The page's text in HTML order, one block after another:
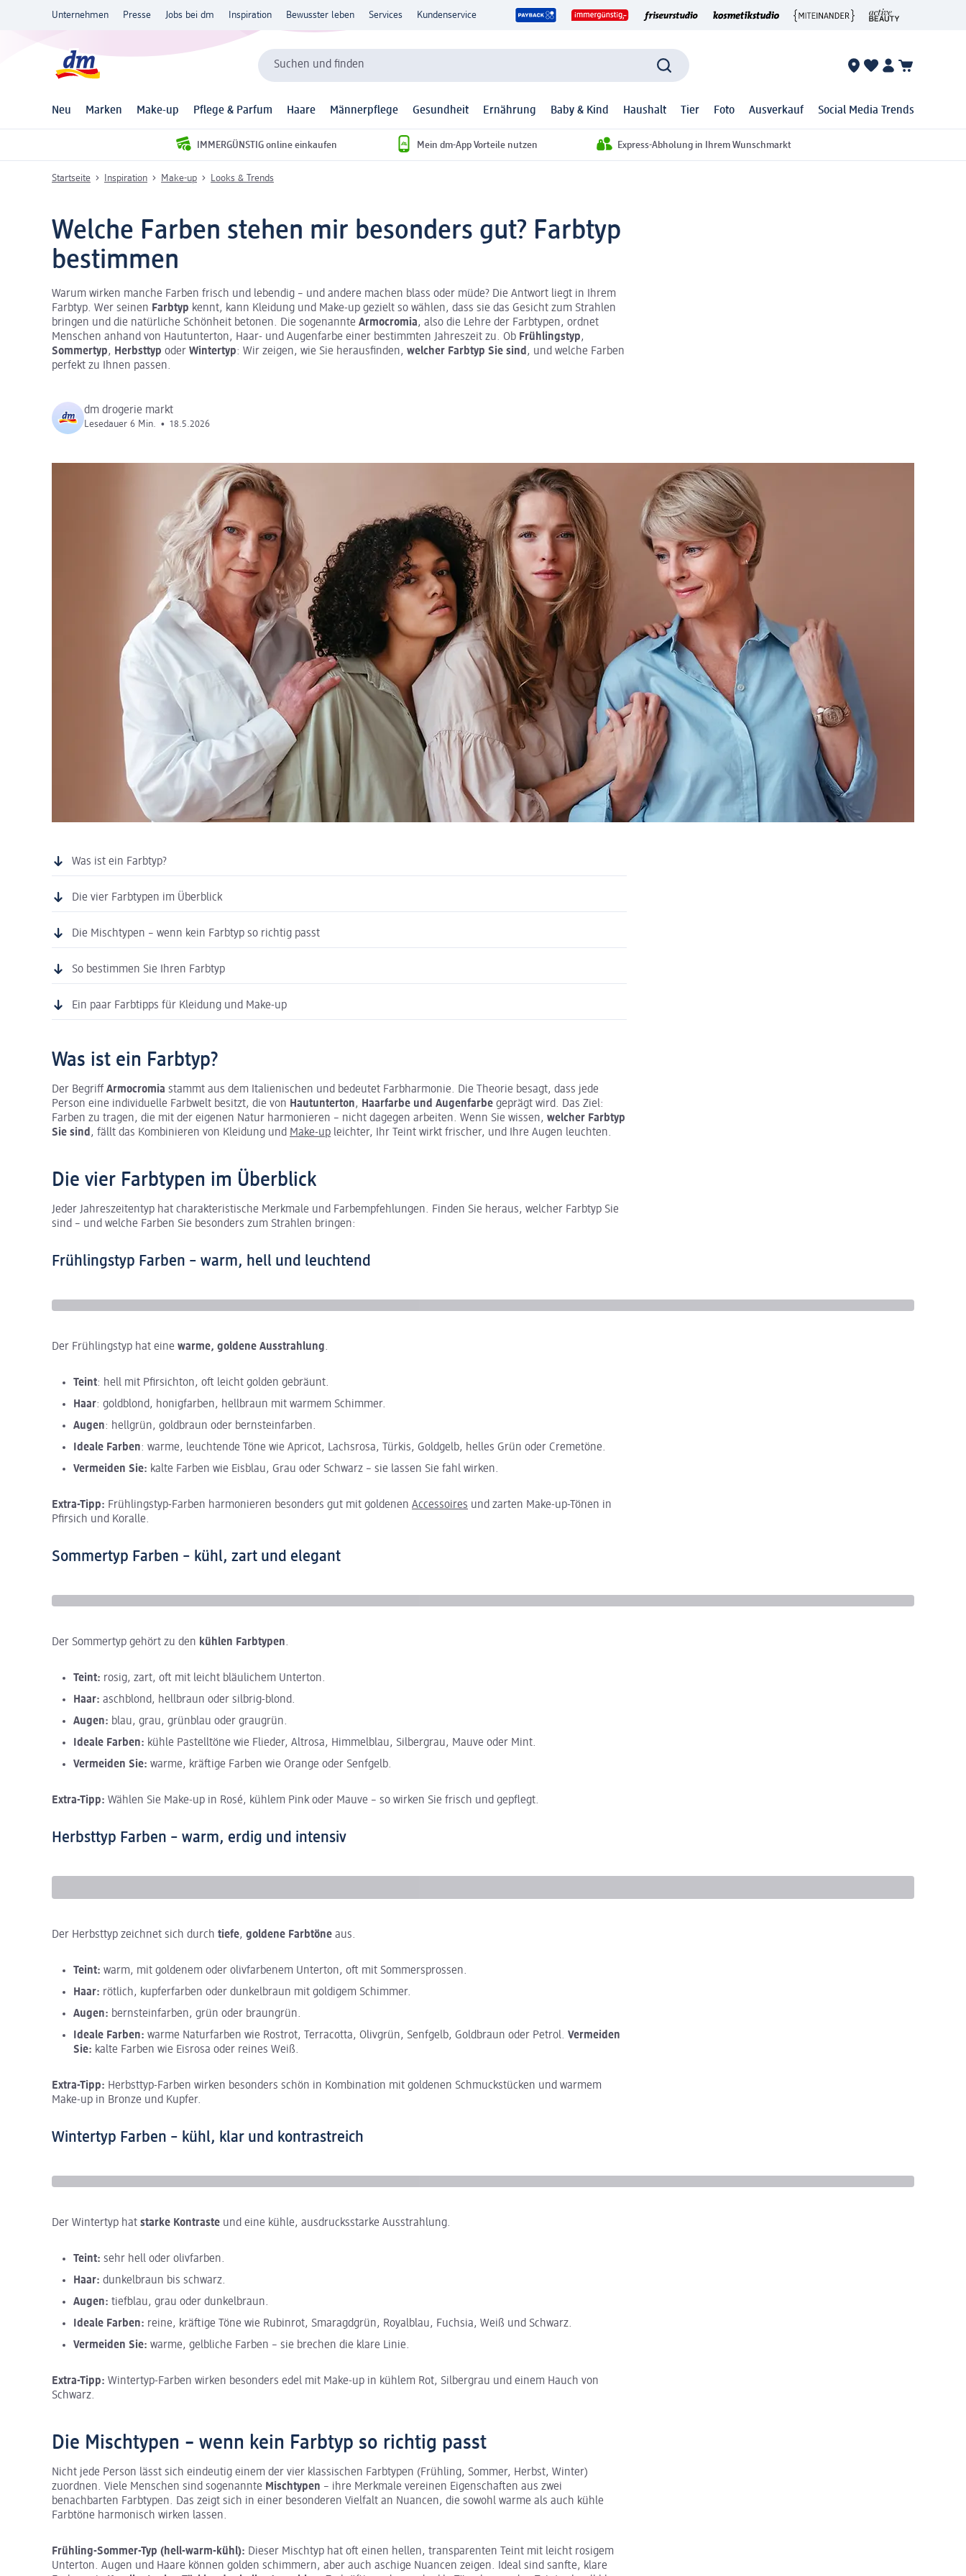
Unternehmen Presse Jobs bei dm Inspiration Bewusster leben Services Kundenservice
Suchen und finden
Neu Marken Make-up Pflege & Parfum Haare Männerpflege Gesundheit Ernährung Baby & Kind Haushalt Tier Foto Ausverkauf Social Media Trends
IMMERGÜNSTIG online einkaufen Mein dm-App Vorteile nutzen Express-Abholung in Ihrem Wunschmarkt
Startseite Inspiration Make-up Looks & Trends
Welche Farben stehen mir besonders gut? Farbtyp
bestimmen
Warum wirken manche Farben frisch und lebendig – und andere machen blass oder müde? Die Antwort liegt in Ihrem
Farbtyp. Wer seinen Farbtyp kennt, kann Kleidung und Make-up gezielt so wählen, dass sie das Gesicht zum Strahlen
bringen und die natürliche Schönheit betonen. Die sogenannte Armocromia, also die Lehre der Farbtypen, ordnet
Menschen anhand von Hautunterton, Haar- und Augenfarbe einer bestimmten Jahreszeit zu. Ob Frühlingstyp,
Sommertyp, Herbsttyp oder Wintertyp: Wir zeigen, wie Sie herausfinden, welcher Farbtyp Sie sind , und welche Farben
perfekt zu Ihnen passen.
dm drogerie markt
Lesedauer 6 Min. • 18.5.2026
Was ist ein Farbtyp?
Die vier Farbtypen im Überblick
Die Mischtypen – wenn kein Farbtyp so richtig passt
So bestimmen Sie Ihren Farbtyp
Ein paar Farbtipps für Kleidung und Make-up
Was ist ein Farbtyp?
Der Begriff Armocromia stammt aus dem Italienischen und bedeutet Farbharmonie. Die Theorie besagt, dass jede
Person eine individuelle Farbwelt besitzt, die von Hautunterton, Haarfarbe und Augenfarbe geprägt wird. Das Ziel:
Farben zu tragen, die mit der eigenen Natur harmonieren – nicht dagegen arbeiten. Wenn Sie wissen, welcher Farbtyp
Sie sind , fällt das Kombinieren von Kleidung und Make-up leichter, Ihr Teint wirkt frischer, und Ihre Augen leuchten.
Die vier Farbtypen im Überblick
Jeder Jahreszeitentyp hat charakteristische Merkmale und Farbempfehlungen. Finden Sie heraus, welcher Farbtyp Sie
sind – und welche Farben Sie besonders zum Strahlen bringen:
Frühlingstyp Farben – warm, hell und leuchtend
Der Frühlingstyp hat eine warme, goldene Ausstrahlung.
Teint: hell mit Pfirsichton, oft leicht golden gebräunt.
Haar: goldblond, honigfarben, hellbraun mit warmem Schimmer.
Augen: hellgrün, goldbraun oder bernsteinfarben.
Ideale Farben: warme, leuchtende Töne wie Apricot, Lachsrosa, Türkis, Goldgelb, helles Grün oder Cremetöne.
Vermeiden Sie: kalte Farben wie Eisblau, Grau oder Schwarz – sie lassen Sie fahl wirken.
Extra-Tipp: Frühlingstyp-Farben harmonieren besonders gut mit goldenen Accessoires und zarten Make-up-Tönen in
Pfirsich und Koralle.
Sommertyp Farben – kühl, zart und elegant
Der Sommertyp gehört zu den kühlen Farbtypen.
Teint: rosig, zart, oft mit leicht bläulichem Unterton.
Haar: aschblond, hellbraun oder silbrig-blond.
Augen: blau, grau, grünblau oder graugrün.
Ideale Farben: kühle Pastelltöne wie Flieder, Altrosa, Himmelblau, Silbergrau, Mauve oder Mint.
Vermeiden Sie: warme, kräftige Farben wie Orange oder Senfgelb.
Extra-Tipp: Wählen Sie Make-up in Rosé, kühlem Pink oder Mauve – so wirken Sie frisch und gepflegt.
Herbsttyp Farben – warm, erdig und intensiv
Der Herbsttyp zeichnet sich durch tiefe, goldene Farbtöne aus.
Teint: warm, mit goldenem oder olivfarbenem Unterton, oft mit Sommersprossen.
Haar: rötlich, kupferfarben oder dunkelbraun mit goldigem Schimmer.
Augen: bernsteinfarben, grün oder braungrün.
Ideale Farben: warme Naturfarben wie Rostrot, Terracotta, Olivgrün, Senfgelb, Goldbraun oder Petrol. Vermeiden
Sie: kalte Farben wie Eisrosa oder reines Weiß.
Extra-Tipp: Herbsttyp-Farben wirken besonders schön in Kombination mit goldenen Schmuckstücken und warmem
Make-up in Bronze und Kupfer.
Wintertyp Farben – kühl, klar und kontrastreich
Der Wintertyp hat starke Kontraste und eine kühle, ausdrucksstarke Ausstrahlung.
Teint: sehr hell oder olivfarben.
Haar: dunkelbraun bis schwarz.
Augen: tiefblau, grau oder dunkelbraun.
Ideale Farben: reine, kräftige Töne wie Rubinrot, Smaragdgrün, Royalblau, Fuchsia, Weiß und Schwarz.
Vermeiden Sie: warme, gelbliche Farben – sie brechen die klare Linie.
Extra-Tipp: Wintertyp-Farben wirken besonders edel mit Make-up in kühlem Rot, Silbergrau und einem Hauch von
Schwarz.
Die Mischtypen – wenn kein Farbtyp so richtig passt
Nicht jede Person lässt sich eindeutig einem der vier klassischen Farbtypen (Frühling, Sommer, Herbst, Winter)
zuordnen. Viele Menschen sind sogenannte Mischtypen – ihre Merkmale vereinen Eigenschaften aus zwei
benachbarten Farbtypen. Das zeigt sich in einer besonderen Vielfalt an Nuancen, die sowohl warme als auch kühle
Farbtöne harmonisch wirken lassen.
Frühling-Sommer-Typ (hell-warm-kühl): Dieser Mischtyp hat oft einen hellen, transparenten Teint mit leicht rosigem
Unterton. Augen und Haare können golden schimmern, aber auch aschige Nuancen zeigen. Ideal sind sanfte, klare